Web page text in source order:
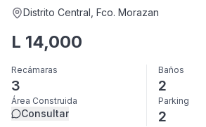
Distrito Central , Fco. Morazan
L 14,000
Recámaras
3
Baños
2
Área Construida
Consultar
Parking
2